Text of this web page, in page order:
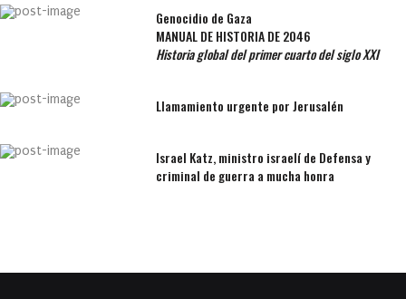
Genocidio de Gaza
MANUAL DE HISTORIA DE 2046
Historia global del primer cuarto del siglo XXI
Llamamiento urgente por Jerusalén
Israel Katz, ministro israelí de Defensa y
criminal de guerra a mucha honra